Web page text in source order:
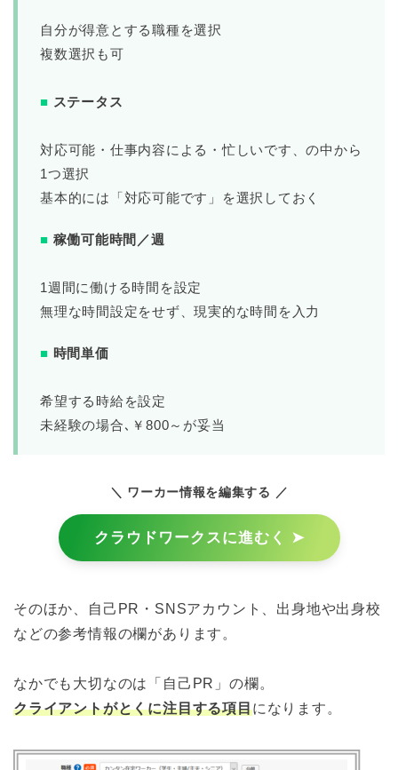
自分が得意とする職種を選択
複数選択も可
■ ステータス
対応可能・仕事内容による・忙しいです、の中から
1つ選択
基本的には「対応可能です」を選択しておく
■ 稼働可能時間／週
1週間に働ける時間を設定
無理な時間設定をせず、現実的な時間を入力
■ 時間単価
希望する時給を設定
未経験の場合､￥800～が妥当
＼ ワーカー情報を編集する ／
クラウドワークスに進むく ➤
そのほか、自己PR・SNSアカウント、出身地や出身校
などの参考情報の欄があります。
なかでも大切なのは「自己PR」の欄。
クライアントがとくに注目する項目になります。